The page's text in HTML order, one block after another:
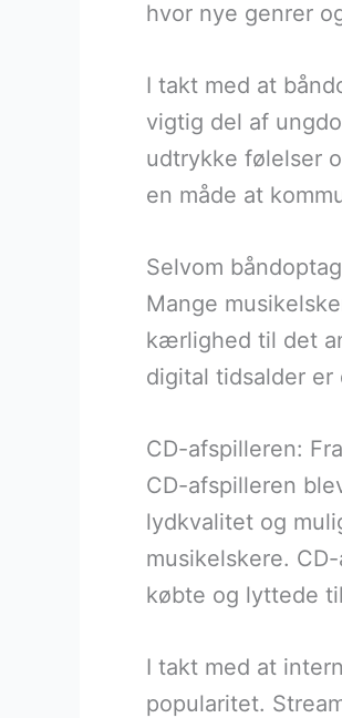
hvor nye genrer
I takt med at
vigtig del af
udtrykke følelser
en måde at
Selvom
Mange
kærlighed til det
digital tidsalder er
CD-afspilleren:
CD-afspilleren
lydkvalitet og
musikelskere.
købte og lyttede
I takt med at
popularitet.